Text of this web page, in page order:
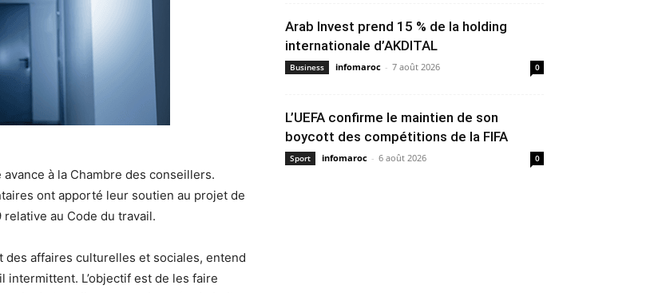
à la Chambre des conseillers.
ont apporté leur soutien au projet de
relative au Code du travail.
des affaires culturelles et sociales, entend
L’objectif est de les faire
Arab Invest prend 15 % de la holding
internationale d’AKDITAL
Business infomaroc - 7 août 2026 0
L’UEFA confirme le maintien de son
boycott des compétitions de la FIFA
Sport infomaroc - 6 août 2026 0